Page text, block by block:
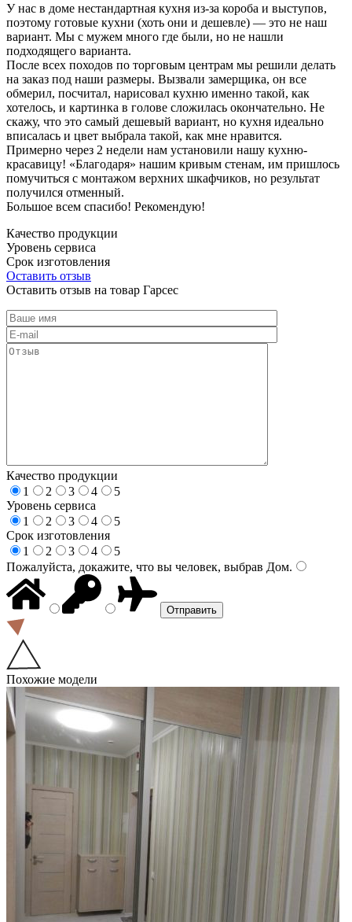
У нас в доме нестандартная кухня из-за короба и выступов,
поэтому готовые кухни (хоть они и дешевле) — это не наш
вариант. Мы с мужем много где были, но не нашли
подходящего варианта.
После всех походов по торговым центрам мы решили делать
на заказ под наши размеры. Вызвали замерщика, он все
обмерил, посчитал, нарисовал кухню именно такой, как
хотелось, и картинка в голове сложилась окончательно. Не
скажу, что это самый дешевый вариант, но кухня идеально
вписалась и цвет выбрала такой, как мне нравится.
Примерно через 2 недели нам установили нашу кухню-
красавицу! «Благодаря» нашим кривым стенам, им пришлось
помучиться с монтажом верхних шкафчиков, но результат
получился отменный.
Большое всем спасибо! Рекомендую!
Качество продукции
Уровень сервиса
Срок изготовления
Оставить отзыв
Оставить отзыв на товар Гарсес
Качество продукции
1
2 3 4
5
Уровень сервиса
1
2 3 4
5
Срок изготовления
1
2 3 4
5
Пожалуйста, докажите, что вы человек, выбрав Дом.
Похожие модели